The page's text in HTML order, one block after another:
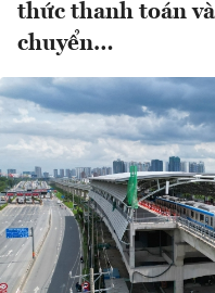
thức thanh toán
chuyển…